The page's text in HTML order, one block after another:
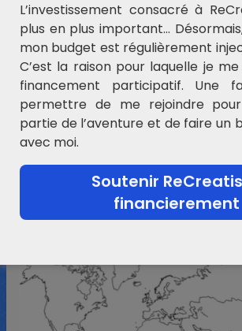
L’investissement consacré à
plus en plus important…
mon budget est régulièrement
C’est la raison pour laquelle je
financement participatif. Une
permettre de me rejoindre
partie de l’aventure et de faire un
avec moi.
Soutenir
financierement